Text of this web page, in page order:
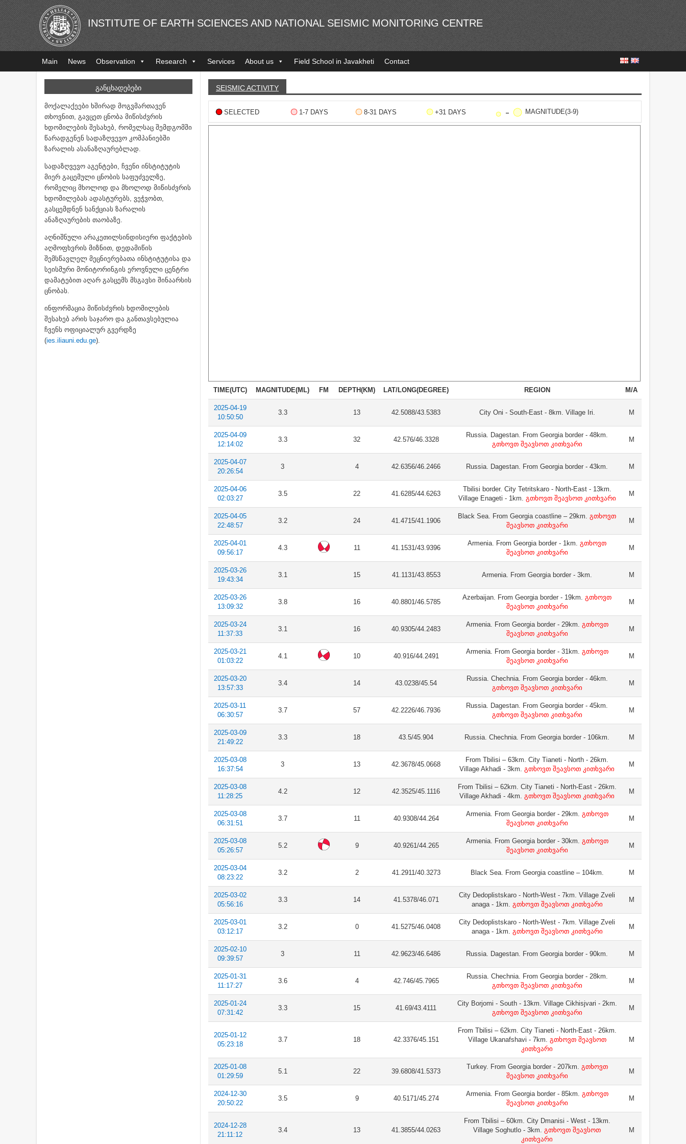
INSTITUTE OF EARTH SCIENCES AND NATIONAL SEISMIC MONITORING CENTRE
Main News Observation Research Services About us Field School in Javakheti Contact
ᲒᲐᲜᲪᲮᲐᲓᲔᲑᲔᲑᲘ
მოქალაქეები ხშირად მოგვმართავენ
თხოვნით, გავცეთ ცნობა მიწისძვრის
ხდომილების შესახებ, რომელსაც შემდგომში
წარადგენენ სადაზღვევო კომპანიებში
ზარალის ასანაზღაურებლად.
სადაზღვევო აგენტები, ჩვენი ინსტიტუტის
მიერ გაცემული ცნობის საფუძველზე,
რომელიც მხოლოდ და მხოლოდ მიწისძვრის
ხდომილებას ადასტურებს, ვეჭვობთ,
გასცემდნენ სანქციას ზარალის
ანაზღაურების თაობაზე.
აღნიშნული არაკეთილსინდისიერი ფაქტების
აღმოფხვრის მიზნით, დედამიწის
შემსწავლელ მეცნიერებათა ინსტიტუტისა და
სეისმური მონიტორინგის ეროვნული ცენტრი
დამატებით აღარ გასცემს მსგავსი შინაარსის
ცნობას.
ინფორმაცია მიწისძვრის ხდომილების
შესახებ არის საჯარო და განთავსებულია
ჩვენს ოფიციალურ გვერდზე
(ies.iliauni.edu.ge).
SEISMIC ACTIVITY
SELECTED 1-7 DAYS 8-31 DAYS +31 DAYS MAGNITUDE(3-9)
TIME(UTC) MAGNITUDE(ML) FM DEPTH(KM) LAT/LONG(DEGREE) REGION M/A
2025-04-19
10:50:50
3.3 13 42.5088/43.5383 City Oni - South-East - 8km. Village Iri. M
2025-04-09
12:14:02
3.3 32 42.576/46.3328
Russia. Dagestan. From Georgia border - 48km.
გთხოვთ შეავსოთ კითხვარი
M
2025-04-07
20:26:54
3 4 42.6356/46.2466 Russia. Dagestan. From Georgia border - 43km. M
2025-04-06
02:03:27
3.5 22 41.6285/44.6263
Tbilisi border. City Tetritskaro - North-East - 13km.
Village Enageti - 1km. გთხოვთ შეავსოთ კითხვარი
M
2025-04-05
22:48:57
3.2 24 41.4715/41.1906
Black Sea. From Georgia coastline – 29km. გთხოვთ
შეავსოთ კითხვარი
M
2025-04-01
09:56:17
4.3 11 41.1531/43.9396
Armenia. From Georgia border - 1km. გთხოვთ
შეავსოთ კითხვარი
M
2025-03-26
19:43:34
3.1 15 41.1131/43.8553 Armenia. From Georgia border - 3km. M
2025-03-26
13:09:32
3.8 16 40.8801/46.5785
Azerbaijan. From Georgia border - 19km. გთხოვთ
შეავსოთ კითხვარი
M
2025-03-24
11:37:33
3.1 16 40.9305/44.2483
Armenia. From Georgia border - 29km. გთხოვთ
შეავსოთ კითხვარი
M
2025-03-21
01:03:22
4.1 10 40.916/44.2491
Armenia. From Georgia border - 31km. გთხოვთ
შეავსოთ კითხვარი
M
2025-03-20
13:57:33
3.4 14 43.0238/45.54
Russia. Chechnia. From Georgia border - 46km.
გთხოვთ შეავსოთ კითხვარი
M
2025-03-11
06:30:57
3.7 57 42.2226/46.7936
Russia. Dagestan. From Georgia border - 45km.
გთხოვთ შეავსოთ კითხვარი
M
2025-03-09
21:49:22
3.3 18 43.5/45.904 Russia. Chechnia. From Georgia border - 106km. M
2025-03-08
16:37:54
3 13 42.3678/45.0668
From Tbilisi – 63km. City Tianeti - North - 26km.
Village Akhadi - 3km. გთხოვთ შეავსოთ კითხვარი
M
2025-03-08
11:28:25
4.2 12 42.3525/45.1116
From Tbilisi – 62km. City Tianeti - North-East - 26km.
Village Akhadi - 4km. გთხოვთ შეავსოთ კითხვარი
M
2025-03-08
06:31:51
3.7 11 40.9308/44.264
Armenia. From Georgia border - 29km. გთხოვთ
შეავსოთ კითხვარი
M
2025-03-08
05:26:57
5.2 9 40.9261/44.265
Armenia. From Georgia border - 30km. გთხოვთ
შეავსოთ კითხვარი
M
2025-03-04
08:23:22
3.2 2 41.2911/40.3273 Black Sea. From Georgia coastline – 104km. M
2025-03-02
05:56:16
3.3 14 41.5378/46.071
City Dedoplistskaro - North-West - 7km. Village Zveli
anaga - 1km. გთხოვთ შეავსოთ კითხვარი
M
2025-03-01
03:12:17
3.2 0 41.5275/46.0408
City Dedoplistskaro - North-West - 7km. Village Zveli
anaga - 1km. გთხოვთ შეავსოთ კითხვარი
M
2025-02-10
09:39:57
3 11 42.9623/46.6486 Russia. Dagestan. From Georgia border - 90km. M
2025-01-31
11:17:27
3.6 4 42.746/45.7965
Russia. Chechnia. From Georgia border - 28km.
გთხოვთ შეავსოთ კითხვარი
M
2025-01-24
07:31:42
3.3 15 41.69/43.4111
City Borjomi - South - 13km. Village Cikhisjvari - 2km.
გთხოვთ შეავსოთ კითხვარი
M
2025-01-12
05:23:18
3.7 18 42.3376/45.151
From Tbilisi – 62km. City Tianeti - North-East - 26km.
Village Ukanafshavi - 7km. გთხოვთ შეავსოთ
კითხვარი
M
2025-01-08
01:29:59
5.1 22 39.6808/41.5373
Turkey. From Georgia border - 207km. გთხოვთ
შეავსოთ კითხვარი
M
2024-12-30
20:50:22
3.5 9 40.5171/45.274
Armenia. From Georgia border - 85km. გთხოვთ
შეავსოთ კითხვარი
M
2024-12-28
21:11:12
3.4 13 41.3855/44.0263
From Tbilisi – 60km. City Dmanisi - West - 13km.
Village Soghutlo - 3km. გთხოვთ შეავსოთ
კითხვარი
M